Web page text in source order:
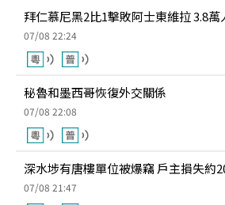
拜仁慕尼黑2比1擊敗阿士東維拉 3.8
07/08 22:24
秘魯和墨西哥恢復外交關係
07/08 22:08
深水埗有唐樓單位被爆竊 戶主損失約
07/08 21:47